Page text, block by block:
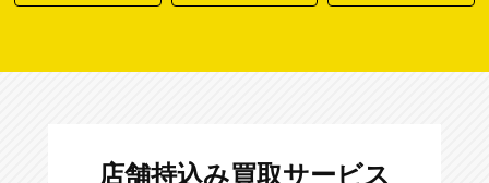
店舗持込み買取サービス